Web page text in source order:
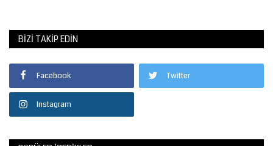
BIZI TAKIP EDIN
Facebook Twitter
Instagram